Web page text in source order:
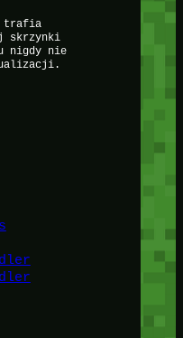
trafia
skrzynki
nigdy nie